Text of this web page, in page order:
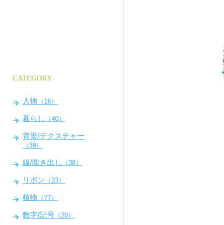
CATEGORY
人物 （16）
暮らし （40）
背景/テクスチャー
（39）
線/吹き出し （38）
リボン （23）
植物 （77）
数字/記号 （20）